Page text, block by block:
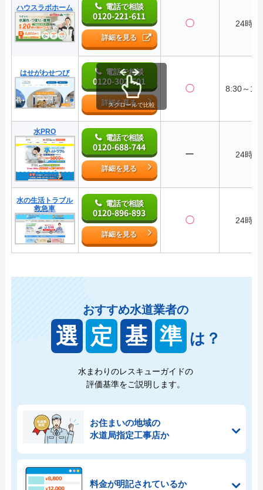
ハウスラボホーム 電話で相談
0120-221-611
詳細を見る
〇 24時間
はせがわせつび 電話で相談
0120-302-601
詳細を見る
〇 8:30～
水PRO
電話で相談
0120-688-744
詳細を見る
ー 24時間
水の生活トラブル
救急車
電話で相談
0120-896-893
詳細を見る
〇 24時間
スクロールで比較
おすすめ水道業者の
選 定 基 準 は？
水まわりのレスキューガイドの
評価基準をご説明します。
お住まいの地域の
水道局指定工事店か
料金が明記されているか